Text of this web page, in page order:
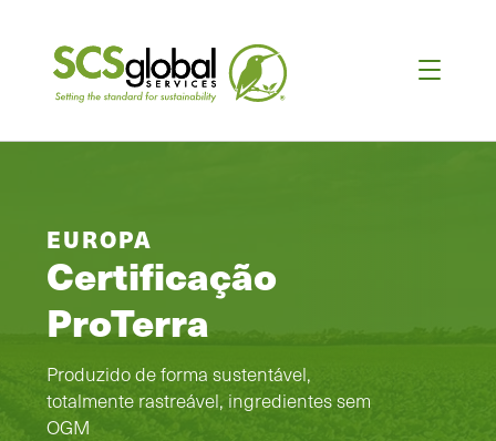
EUROPA
Certificação
ProTerra
Produzido de forma sustentável,
totalmente rastreável, ingredientes sem
OGM